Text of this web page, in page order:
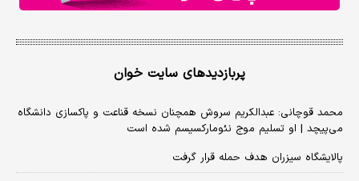
پربازدیدهای سایت خوان
محمد قوچانی: عبدالکریم سروش همچنان نسخه قناعت و پاکسازی دانشگاه
می‌پیچد | او تسلیم موج نئومارکسیسم شده است
پالایشگاه سیزران هدف حمله قرار گرفت